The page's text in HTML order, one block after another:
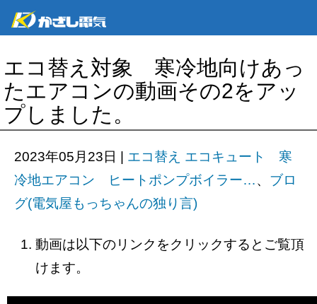
エコ替え対象 寒冷地向けあっ
たエアコンの動画その2をアッ
プしました。
2023年05月23日 | エコ替え エコキュート 寒
冷地エアコン ヒートポンプボイラー…、 ブロ
グ(電気屋もっちゃんの独り言)
動画は以下のリンクをクリックするとご覧頂
けます。